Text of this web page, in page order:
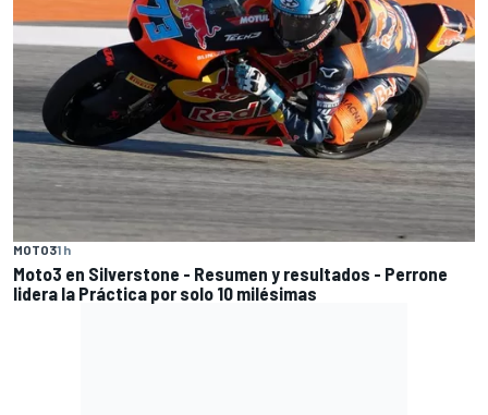
MOTO31 h
Moto3 en Silverstone - Resumen y resultados - Perrone
lidera la Práctica por solo 10 milésimas